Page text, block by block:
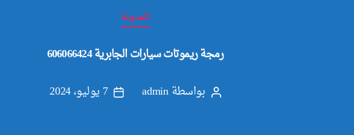
التصنيفاتالمدونة
رمجة ريموتات سيارات الجابرية 606066424
كاتببواسطةadmin
تاريخ
7 يوليو، 2024